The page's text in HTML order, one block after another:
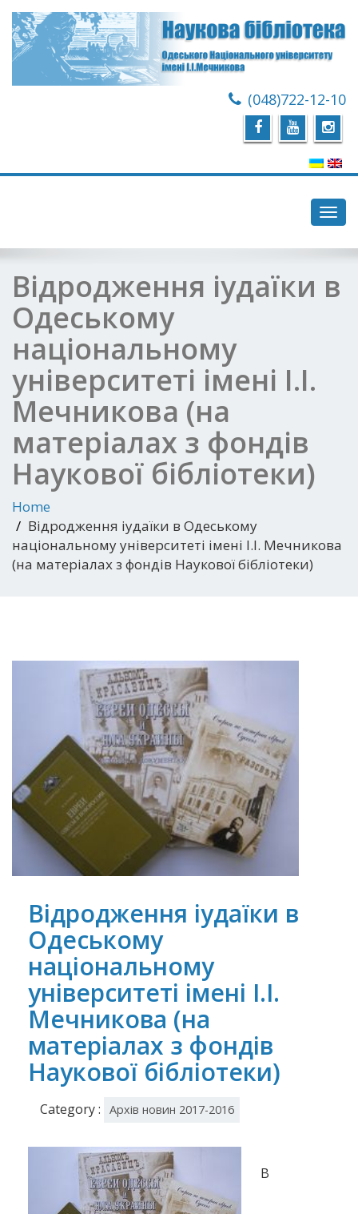
(048)722-12-10
Відродження іудаїки в
Одеському
національному
університеті імені І.І.
Мечникова (на
матеріалах з фондів
Наукової бібліотеки)
Home
Відродження іудаїки в Одеському
національному університеті імені І.І. Мечникова
(на матеріалах з фондів Наукової бібліотеки)
Відродження іудаїки в
Одеському
національному
університеті імені І.І.
Мечникова (на
матеріалах з фондів
Наукової бібліотеки)
Category : Архів новин 2017-2016
В